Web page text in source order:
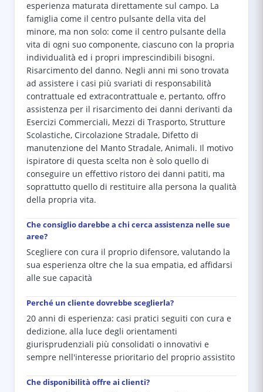
esperienza maturata direttamente sul campo. La
famiglia come il centro pulsante della vita del
minore, ma non solo: come il centro pulsante della
vita di ogni suo componente, ciascuno con la propria
individualità ed i propri imprescindibili bisogni.
Risarcimento del danno. Negli anni mi sono trovata
ad assistere i casi più svariati di responsabilità
contrattuale ed extracontrattuale e, pertanto, offro
assistenza per il risarcimento dei danni derivanti da
Esercizi Commerciali, Mezzi di Trasporto, Strutture
Scolastiche, Circolazione Stradale, Difetto di
manutenzione del Manto Stradale, Animali. Il motivo
ispiratore di questa scelta non è solo quello di
conseguire un effettivo ristoro dei danni patiti, ma
soprattutto quello di restituire alla persona la qualità
della propria vita.
Che consiglio darebbe a chi cerca assistenza nelle sue
aree?
Scegliere con cura il proprio difensore, valutando la
sua esperienza oltre che la sua empatia, ed affidarsi
alle sue capacità
Perché un cliente dovrebbe sceglierla?
20 anni di esperienza: casi pratici seguiti con cura e
dedizione, alla luce degli orientamenti
giurisprudenziali più consolidati o innovativi e
sempre nell'interesse prioritario del proprio assistito
Che disponibilità offre ai clienti?